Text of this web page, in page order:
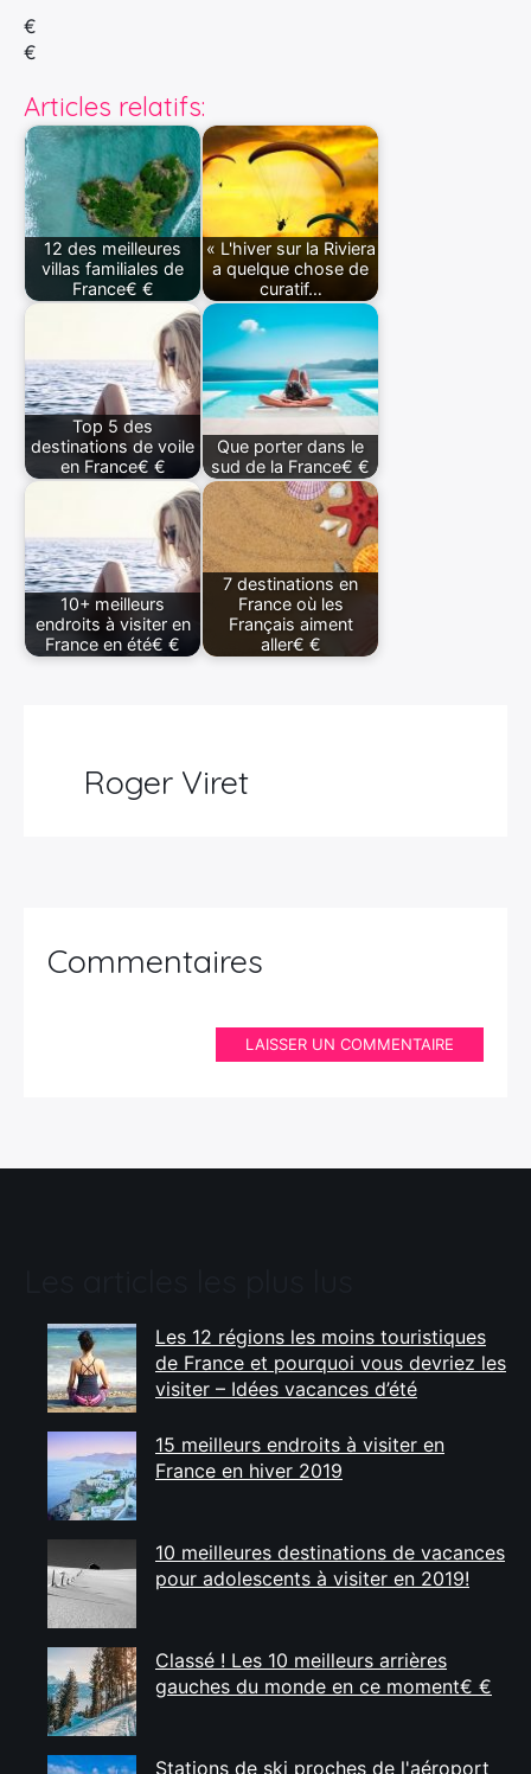
€
€
Articles relatifs:
12 des meilleures
villas familiales de
France€ €
« L'hiver sur la Riviera
a quelque chose de
curatif…
Top 5 des
destinations de voile
en France€ €
Que porter dans le
sud de la France€ €
10+ meilleurs
endroits à visiter en
France en été€ €
7 destinations en
France où les
Français aiment
aller€ €
Roger Viret
Commentaires
LAISSER UN COMMENTAIRE
Les 12 régions les moins touristiques
de France et pourquoi vous devriez les
visiter – Idées vacances d’été
15 meilleurs endroits à visiter en
France en hiver 2019
10 meilleures destinations de vacances
pour adolescents à visiter en 2019!
Classé ! Les 10 meilleurs arrières
gauches du monde en ce moment€ €
Stations de ski proches de l'aéroport